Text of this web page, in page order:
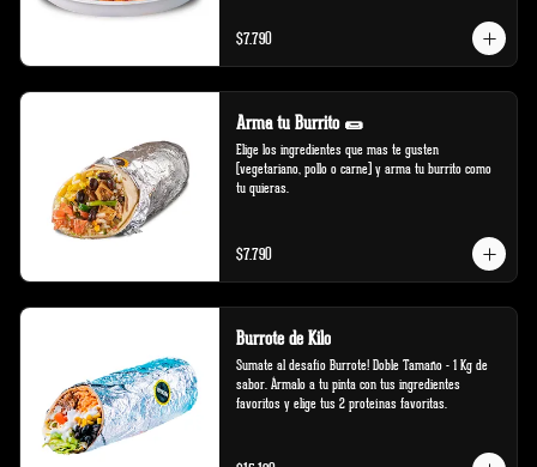
$7.790
Arma tu Burrito 🌯
Elige los ingredientes que mas te gusten
(vegetariano, pollo o carne) y arma tu burrito como
tu quieras.
$7.790
Burrote de Kilo
Sumate al desafío Burrote! Doble Tamaño - 1 Kg de
sabor. Ármalo a tu pinta con tus ingredientes
favoritos y elige tus 2 proteínas favoritas.